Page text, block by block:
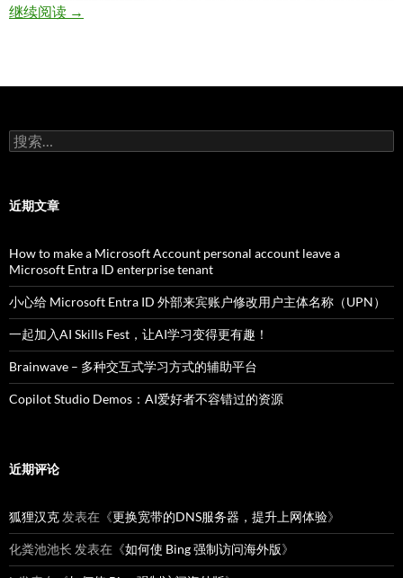
继续阅读购买世纪互联运营的 Power BI Pro 服务步骤
→
搜
索：
近期文章
How to make a Microsoft Account personal account leave a
Microsoft Entra ID enterprise tenant
小心给 Microsoft Entra ID 外部来宾账户修改用户主体名称（UPN）
一起加入AI Skills Fest，让AI学习变得更有趣！
Brainwave – 多种交互式学习方式的辅助平台
Copilot Studio Demos：AI爱好者不容错过的资源
近期评论
狐狸汉克 发表在《更换宽带的DNS服务器，提升上网体验》
化粪池池长 发表在《如何使 Bing 强制访问海外版》